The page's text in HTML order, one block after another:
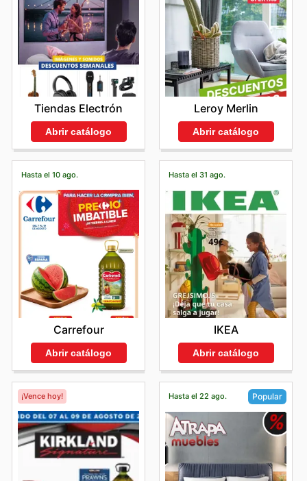
Tiendas Electrón
Abrir catálogo
Leroy Merlin
Abrir catálogo
Hasta el 10 ago.
Carrefour
Abrir catálogo
Hasta el 31 ago.
IKEA
Abrir catálogo
¡Vence hoy! Hasta el 22 ago. Popular